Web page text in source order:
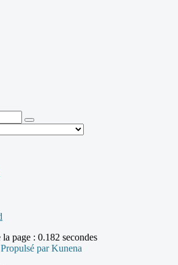
page : 0.182 secondes
Propulsé parKunena